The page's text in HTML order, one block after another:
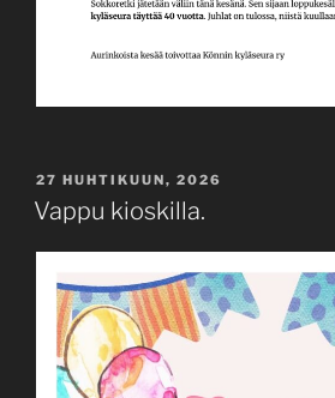
JULKAISTU
27 HUHTIKUUN, 2026
Vappu kioskilla.